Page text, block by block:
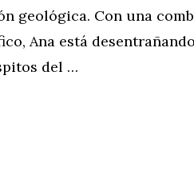
geológica. Con una
Ana está
del …